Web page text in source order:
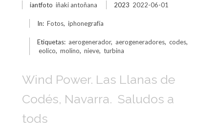
iantfoto iñaki antoñana 2023 2022-06-01
In: Fotos, iphonegrafía
Etiquetas: aerogenerador, aerogeneradores, codes,
eolico, molino, nieve, turbina
Wind Power. Las Llanas de
Codés, Navarra. Saludos a
tods